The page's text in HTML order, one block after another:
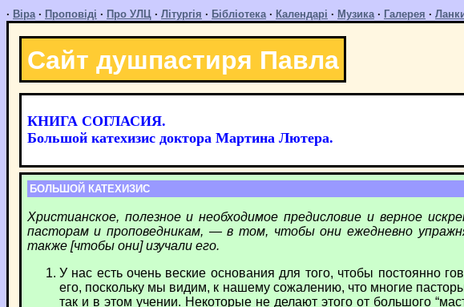
· Віра· Проповіді · Про УЛЦ · Літургія · Бібліотека· Календарі · Музика· Галерея ·
Сайт душпастиря Павла
КНИГА СОГЛАСИЯ.
Большой катехизис доктора Мартина Лютера.
БОЛЬШОЙ КАТЕХИЗИС
Христианское, полезное и необходимое предисловие и верное
пасторам и проповедникам, — в том, чтобы они ежедневно
также [чтобы они] изучали его.
У нас есть очень веские основания для того, чтобы постоянно
его, поскольку мы видим, к нашему сожалению, что многие
так и в этом учении. Некоторые не делают этого от большого